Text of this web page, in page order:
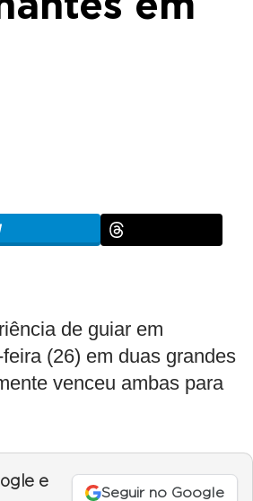
de guiar em
(26) em duas grandes
venceu ambas para
e
Seguir no Google